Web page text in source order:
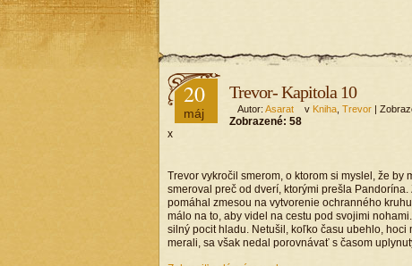
20
máj
Trevor- Kapitola 10
Autor: Asarat v Kniha Trevor |
Zobrazené: 58
x
Trevor vykročil smerom, o ktorom si myslel, že
smeroval preč od dverí, ktorými prešla
pomáhal zmesou na vytvorenie ochranného
málo na to, aby videl na cestu pod svojimi
silný pocit hladu. Netušil, koľko času ubehlo,
merali, sa však nedal porovnávať s časom